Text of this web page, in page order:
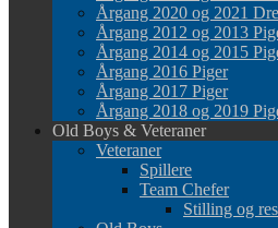
Årgang 2020 og 2021
Årgang 2012 og 2013
Årgang 2014 og 2015
Årgang 2016 Piger
Årgang 2017 Piger
Årgang 2018 og 2019
Old Boys & Veteraner
Veteraner
Spillere
Team Chefer
Stilling og